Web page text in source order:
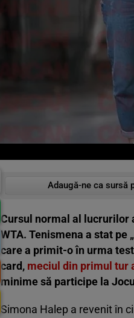
Adaugă-ne ca sursă
Cursul normal al lucrurilor
WTA. Tenismena a stat pe
care a primit-o în urma
card, meciul din primul tur
minime să participe la
Simona Halep a revenit în